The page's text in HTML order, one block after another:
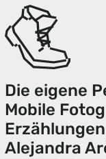
Die eigene
Mobile
Alejandra